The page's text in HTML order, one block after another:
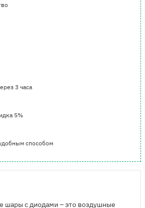
3 часа
5%
способом
шары с диодами – это воздушные